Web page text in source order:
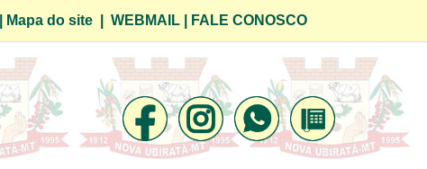
Mapa do site| WEBMAIL| FALE CONOSCO